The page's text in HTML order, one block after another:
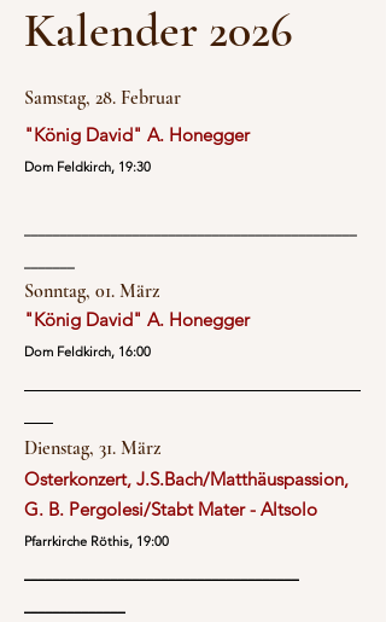
Kalender 2026
Samstag, 28. Februar
"König David" A. Honegger
Dom Feldkirch, 19:30
Sonntag, 01. März
"König David" A. Honegger
Dom Feldkirch, 16:00
Dienstag, 31. März
Osterkonzert, J.S.Bach/Matthäuspassion,
G. B. Pergolesi/Stabt Mater - Altsolo
Pfarrkirche Röthis, 19:00